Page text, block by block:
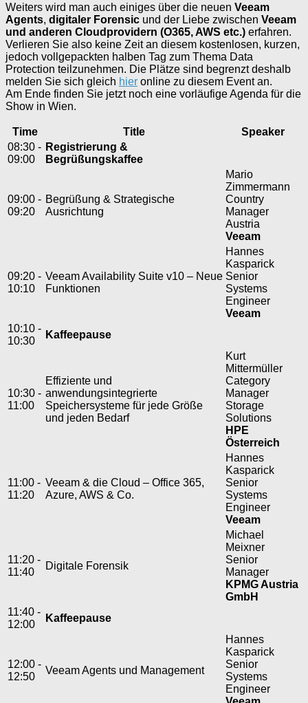
Weiters wird man auch einiges über die neuen Veeam
Agents, digitaler Forensic und der Liebe zwischen Veeam
und anderen Cloudprovidern (O365, AWS etc.) erfahren.
Verlieren Sie also keine Zeit an diesem kostenlosen, kurzen,
jedoch vollgepackten halben Tag zum Thema Data
Protection teilzunehmen. Die Plätze sind begrenzt deshalb
melden Sie sich gleich hier online zu diesem Event an.
Am Ende finden Sie jetzt noch eine vorläufige Agenda für die
Show in Wien.
Time Title
Speaker
08:30 -
09:00
Registrierung &
Begrüßungskaffee
09:00 -
09:20
Begrüßung & Strategische
Ausrichtung
Mario
Zimmermann
Country
Manager
Austria
Veeam
09:20 -
10:10
Veeam Availability Suite v10 – Neue
Funktionen
Hannes
Kasparick
Senior
Systems
Engineer
Veeam
10:10 -
10:30
Kaffeepause
10:30 -
11:00
Effiziente und
anwendungsintegrierte
Speichersysteme für jede Größe
und jeden Bedarf
Kurt
Mittermüller
Category
Manager
Storage
Solutions
HPE
Österreich
11:00 -
11:20
Veeam & die Cloud – Office 365,
Azure, AWS & Co.
Hannes
Kasparick
Senior
Systems
Engineer
Veeam
11:20 -
11:40
Digitale Forensik
Michael
Meixner
Senior
Manager
KPMG Austria
GmbH
11:40 -
12:00
Kaffeepause
12:00 -
12:50
Veeam Agents und Management
Hannes
Kasparick
Senior
Systems
Engineer